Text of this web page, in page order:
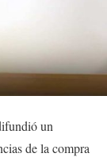
un
de la compra